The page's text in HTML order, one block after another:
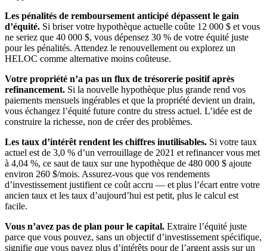
Les pénalités de remboursement anticipé dépassent le gain
d’équité. Si briser votre hypothèque actuelle coûte 12 000 $ et vous
ne seriez que 40 000 $, vous dépensez 30 % de votre équité juste
pour les pénalités. Attendez le renouvellement ou explorez un
HELOC comme alternative moins coûteuse.
Votre propriété n’a pas un flux de trésorerie positif après
refinancement. Si la nouvelle hypothèque plus grande rend vos
paiements mensuels ingérables et que la propriété devient un drain,
vous échangez l’équité future contre du stress actuel. L’idée est de
construire la richesse, non de créer des problèmes.
Les taux d’intérêt rendent les chiffres inutilisables. Si votre taux
actuel est de 3,0 % d’un verrouillage de 2021 et refinancer vous met
à 4,04 %, ce saut de taux sur une hypothèque de 480 000 $ ajoute
environ 260 $/mois. Assurez-vous que vos rendements
d’investissement justifient ce coût accru — et plus l’écart entre votre
ancien taux et les taux d’aujourd’hui est petit, plus le calcul est
facile.
Vous n’avez pas de plan pour le capital. Extraire l’équité juste
parce que vous pouvez, sans un objectif d’investissement spécifique,
signifie que vous payez plus d’intérêts pour de l’argent assis sur un